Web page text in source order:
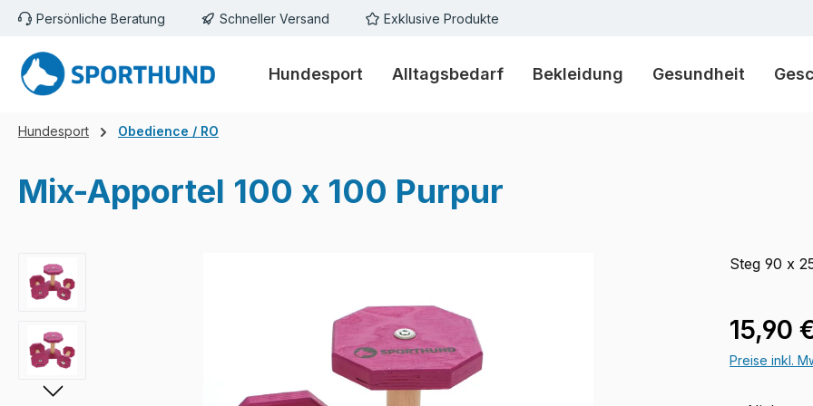
Hauptinhalt springen
Zur Suche springen
Zur Hauptnavigation springen
Persönliche Beratung Schneller Versand Exklusive Produkte
Hundesport Alltagsbedarf Bekleidung Gesundheit
Hundesport Obedience / RO
Mix-Apportel 100 x 100 Purpur
Bildergalerie überspringen Steg 90 x
Regulärer
15,90
Preise inkl.